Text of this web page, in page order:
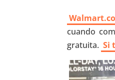
cuando
gratuita. Si